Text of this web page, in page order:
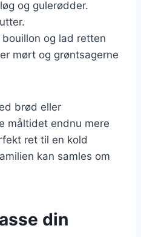
og gulerødder.
og lad retten
mørt og grøntsagerne
brød eller
måltidet endnu mere
ret til en kold
kan samles om
din